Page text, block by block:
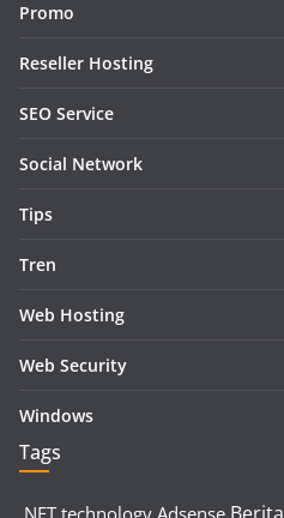
Promo
Reseller Hosting
SEO Service
Social Network
Tips
Tren
Web Hosting
Web Security
Windows
Tags